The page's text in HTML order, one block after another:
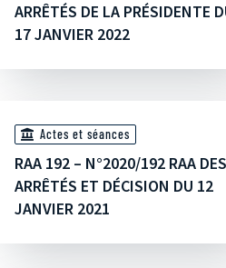
ARRÊTÉS DE LA PRÉSIDENTE
17 JANVIER 2022
Actes et séances
RAA 192 – N°2020/192 RAA DES
ARRÊTÉS ET DÉCISION DU 12
JANVIER 2021